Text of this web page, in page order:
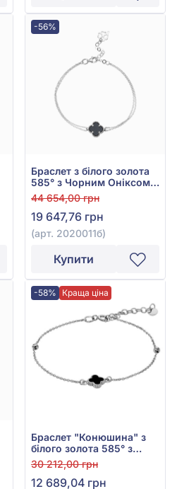
-56%
Браслет з білого золота
585° з Чорним Оніксом,
арт. 2020011б
44 654,00 грн
19 647,76 грн
(арт. 2020011б)
Купити
-58% Краща ціна
Браслет "Конюшина" з
білого золота 585° з
чорною емаллю, арт.
820189В
30 212,00 грн
12 689,04 грн